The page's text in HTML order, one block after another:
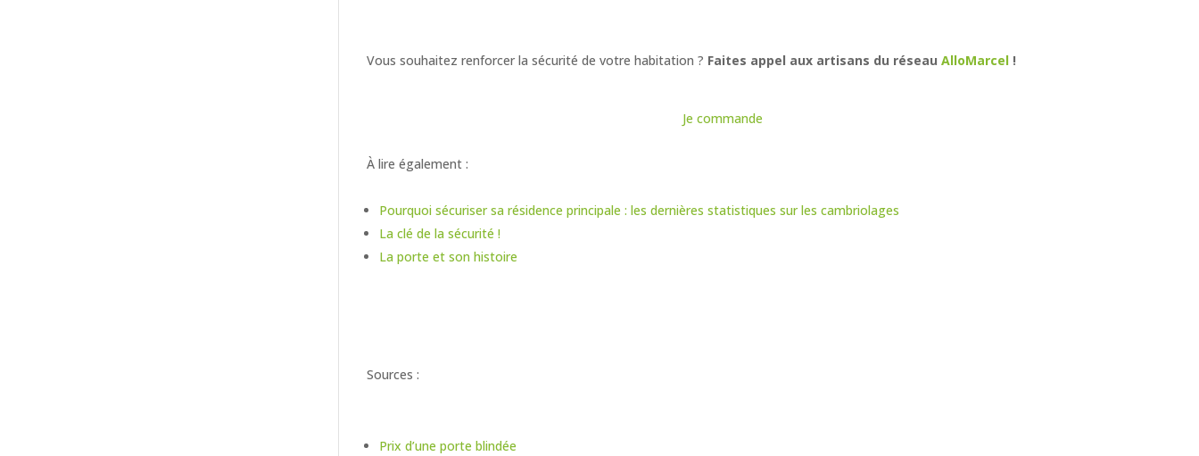
Vous souhaitez renforcer la sécurité de votre habitation ? Faites appel aux artisans du réseauAlloMarcel !
Je commande
À lire également :
Pourquoi sécuriser sa résidence principale : les dernières statistiques sur les cambriolages
La clé de la sécurité !
La porte et son histoire
Sources :
Prix d’une porte blindée